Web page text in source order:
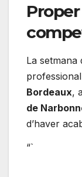
La
Bordeaux,
de
d’haver
“`